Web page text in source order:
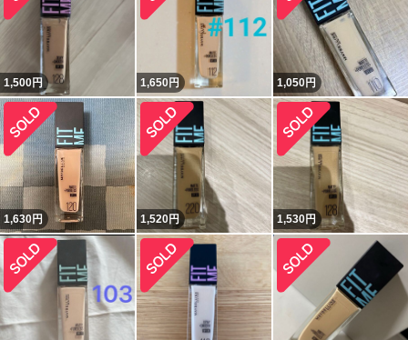
1,500円 1,650円 1,050円
1,630円 1,520円 1,530円